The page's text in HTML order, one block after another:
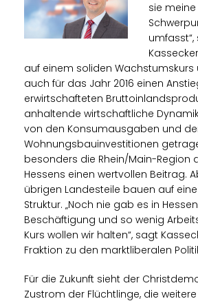
sie
auf einem soliden Wachstumskurs
auch für das Jahr 2016 einen
erwirtschafteten
anhaltende wirtschaftliche
von den Konsumausgaben und
Wohnungsbauinvestitionen
besonders die Rhein/Main-Region
Hessens einen wertvollen Beitrag.
übrigen Landesteile bauen auf
Struktur. „Noch nie gab es in
Beschäftigung und so wenig
Kurs wollen wir halten“, sagt
Fraktion zu den marktliberalen
Für die Zukunft sieht der
Zustrom der Flüchtlinge, die